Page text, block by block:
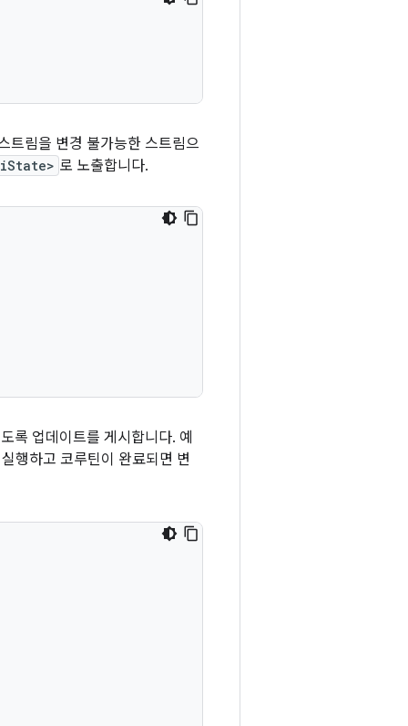
트림을 변경 불가능한 스트림으
로 노출합니다.
록 업데이트를 게시합니다. 예
행하고 코루틴이 완료되면 변